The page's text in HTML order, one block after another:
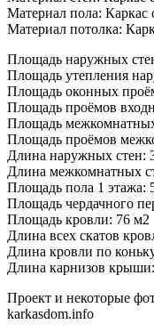
Материал пола: Каркас
Материал потолка:
Площадь наружных
Площадь утепления
Площадь оконных
Площадь проёмов
Площадь
Площадь проёмов
Длина наружных стен:
Длина межкомнатных
Площадь пола 1 этажа:
Площадь чердачного
Площадь кровли: 76 м2
Длина всех скатов
Длина кровли по
Длина карнизов
Проект и некоторые
karkasdom.info